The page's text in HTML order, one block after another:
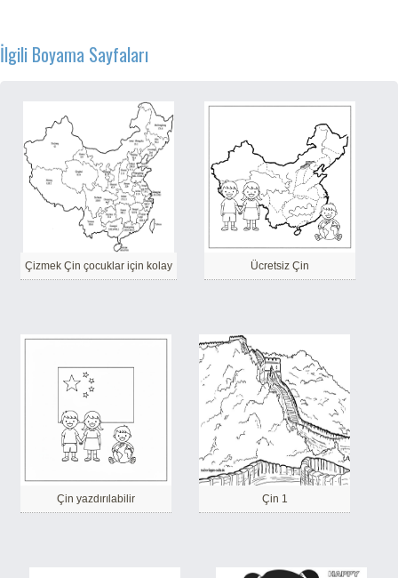
İlgili Boyama Sayfaları
Çizmek Çin çocuklar için kolay Ücretsiz Çin
Çin yazdırılabilir Çin 1